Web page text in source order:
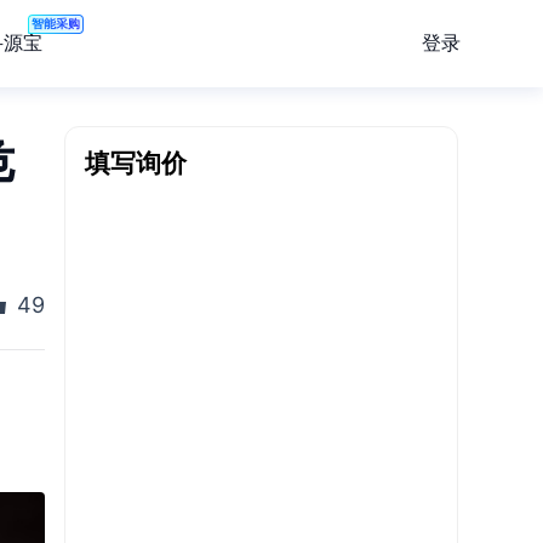
宝
智能采购
登录
49
填写询价